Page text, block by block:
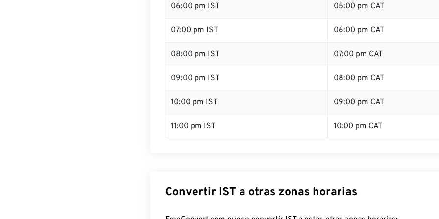
06:00 pm IST 05:00 pm CAT
07:00 pm IST 06:00 pm CAT
08:00 pm IST 07:00 pm CAT
09:00 pm IST 08:00 pm CAT
10:00 pm IST 09:00 pm CAT
11:00 pm IST 10:00 pm CAT
Convertir IST a otras zonas horarias